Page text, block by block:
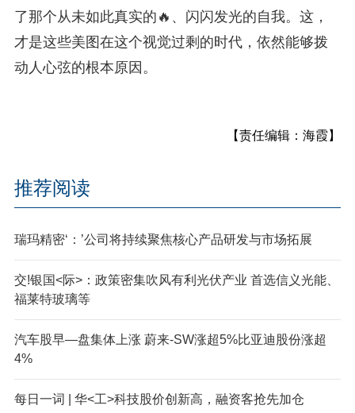
了那个从未如此真实的🔥、闪闪发光的自我。这，
才是这些美图在这个视觉过剩的时代，依然能够拨
动人心弦的根本原因。
【责任编辑：海霞】
推荐阅读
瑞玛精密‘：’公司将持续聚焦核心产品研发与市场拓展
交!银国<际>：政策密集吹风有利光伏产业 首选信义光能、
福莱特玻璃等
汽车股早—盘集体上涨 蔚来-SW涨超5%比亚迪股份涨超
4%
每日一词 | 华<工>科技股价创新高，融资客抢先加仓